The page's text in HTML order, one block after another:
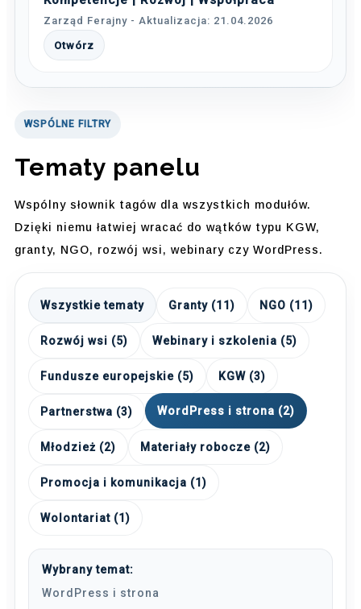
Zarząd Ferajny - Aktualizacja: 21.04.2026
Otwórz
WSPÓLNE FILTRY
Tematy panelu
Wspólny słownik tagów dla wszystkich modułów.
Dzięki niemu łatwiej wracać do wątków typu KGW,
granty, NGO, rozwój wsi, webinary czy WordPress.
Wszystkie tematy Granty (11) NGO (11)
Rozwój wsi (5) Webinary i szkolenia (5)
Fundusze europejskie (5) KGW (3)
Partnerstwa (3) WordPress i strona (2)
Młodzież (2) Materiały robocze (2)
Promocja i komunikacja (1)
Wolontariat (1)
Wybrany temat:
WordPress i strona